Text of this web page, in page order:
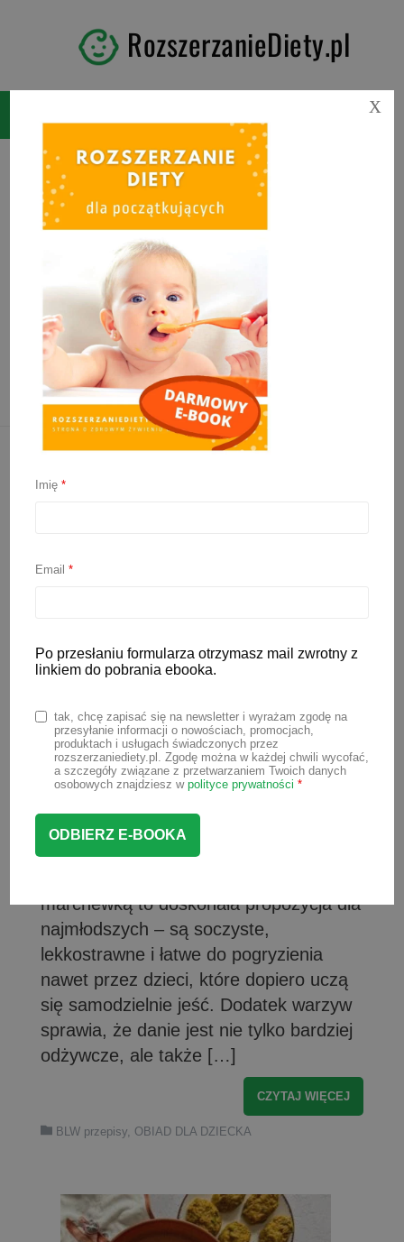
RozszerzanieDiety.pl
Kategoria:BLW przepisy
Znajdziesz tu nasze najnowsze przepisy
do rozszerzania diety metodą BLW
(Baby-led weaning). Możesz korzystać z
nich także przy tradycyjnym rozszerzaniu
diety, lub mogą być one także
wykorzystane dla starszych dzieci.
Miękkie pulpeciki dla
dzieci
19 lipca 2026
jednocześnie smaczny, delikatny i pełen
wartościowych składników? Miękkie
marchewką to doskonała propozycja dla
najmłodszych – są soczyste,
lekkostrawne i łatwe do pogryzienia
nawet przez dzieci, które dopiero uczą
się samodzielnie jeść. Dodatek warzyw
sprawia, że danie jest nie tylko bardziej
odżywcze, ale także […]
CZYTAJ WIĘCEJ
BLW przepisy, OBIAD DLA DZIECKA
Imię*
Email*
Po przesłaniu formularza otrzymasz mail zwrotny z
linkiem do pobrania ebooka.
tak, chcę zapisać się na newsletter i wyrażam zgodę na
przesyłanie informacji o nowościach, promocjach,
produktach i usługach świadczonych przez
rozszerzaniediety.pl. Zgodę można w każdej chwili wycofać,
a szczegóły związane z przetwarzaniem Twoich danych
osobowych znajdziesz w polityce prywatności *
X